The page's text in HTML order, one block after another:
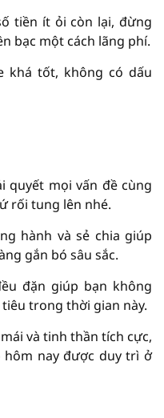
tiền ít ỏi còn lại, đừng
bạc một cách lãng phí.
khá tốt, không có dấu
quyết mọi vấn đề cùng
rối tung lên nhé.
hành và sẻ chia giúp
gắn bó sâu sắc.
đặn giúp bạn không
trong thời gian này.
và tinh thần tích cực,
nay được duy trì ở